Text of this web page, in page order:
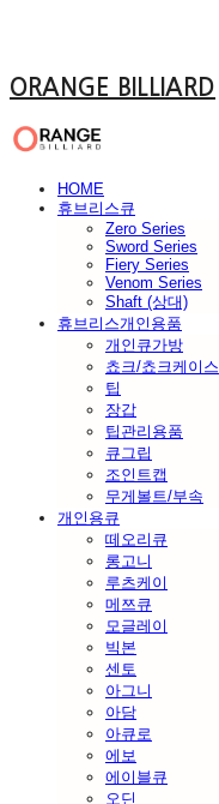
ORANGE BILLIARD
HOME
휴브리스큐
Zero Series
Sword Series
Fiery Series
Venom Series
Shaft (상대)
휴브리스개인용품
개인큐가방
쵸크/쵸크케이스
팁
장갑
팁관리용품
큐그립
조인트캡
무게볼트/부속
개인용큐
떼오리큐
롱고니
루츠케이
메쯔큐
모글레이
빅본
센토
아그니
아담
아큐로
에보
에이블큐
오딘